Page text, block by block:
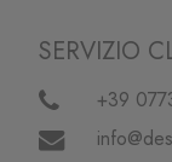
SERVIZIO
+39